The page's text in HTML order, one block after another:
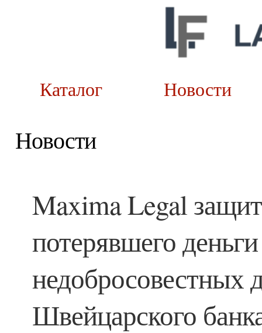
Каталог
Новости
Maxima Legal
потерявшего деньги
недобросовестных
Швейцарского